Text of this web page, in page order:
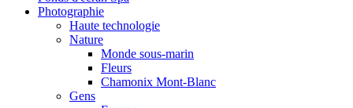
Photographie
Haute technologie
Nature
Monde sous-marin
Fleurs
Chamonix Mont-Blanc
Gens